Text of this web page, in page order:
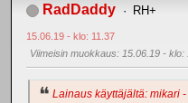
RadDaddy RH+
15.06.19 - klo: 11.37
Viimeisin muokkaus: 15.06.19 - klo:
Lainaus käyttäjältä: mikari